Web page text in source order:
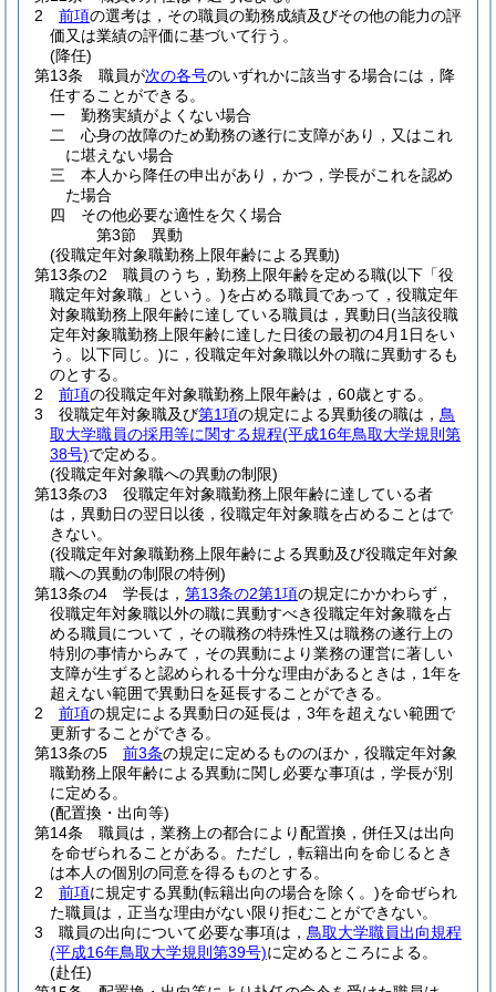
2
前項の選考は，その職員の勤務成績及びその他の能力の評
価又は業績の評価に基づいて行う。
(降任)
第13条
職員が次の各号のいずれかに該当する場合には，降
任することができる。
一
勤務実績がよくない場合
二
心身の故障のため勤務の遂行に支障があり，又はこれ
に堪えない場合
三
本人から降任の申出があり，かつ，学長がこれを認め
た場合
四
その他必要な適性を欠く場合
第3節
異動
(役職定年対象職勤務上限年齢による異動)
第13条の2
職員のうち，勤務上限年齢を定める職(以下「役
職定年対象職」という。)を占める職員であって，役職定年
対象職勤務上限年齢に達している職員は，異動日(当該役職
定年対象職勤務上限年齢に達した日後の最初の4月1日をい
う。以下同じ。)に，役職定年対象職以外の職に異動するも
のとする。
2
前項の役職定年対象職勤務上限年齢は，60歳とする。
3
役職定年対象職及び第1項の規定による異動後の職は， 鳥
取大学職員の採用等に関する規程(平成16年鳥取大学規則第
38号)で定める。
(役職定年対象職への異動の制限)
第13条の3
役職定年対象職勤務上限年齢に達している者
は，異動日の翌日以後，役職定年対象職を占めることはで
きない。
(役職定年対象職勤務上限年齢による異動及び役職定年対象
職への異動の制限の特例)
第13条の4
学長は， 第13条の2第1項の規定にかかわらず，
役職定年対象職以外の職に異動すべき役職定年対象職を占
める職員について，その職務の特殊性又は職務の遂行上の
特別の事情からみて，その異動により業務の運営に著しい
支障が生ずると認められる十分な理由があるときは，1年を
超えない範囲で異動日を延長することができる。
2
前項の規定による異動日の延長は，3年を超えない範囲で
更新することができる。
第13条の5
前3条の規定に定めるもののほか，役職定年対象
職勤務上限年齢による異動に関し必要な事項は，学長が別
に定める。
(配置換・出向等)
第14条
職員は，業務上の都合により配置換，併任又は出向
を命ぜられることがある。 ただし，転籍出向を命じるとき
は本人の個別の同意を得るものとする。
2
前項に規定する異動(転籍出向の場合を除く。)を命ぜられ
た職員は，正当な理由がない限り拒むことができない。
3
職員の出向について必要な事項は， 鳥取大学職員出向規程
(平成16年鳥取大学規則第39号)に定めるところによる。
(赴任)